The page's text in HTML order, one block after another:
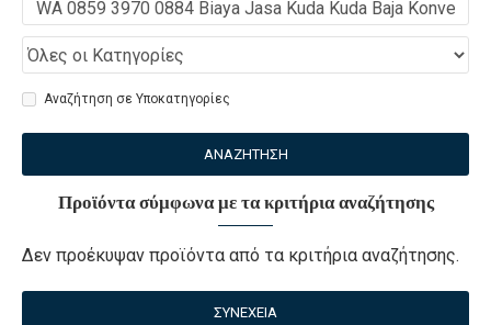
Αναζήτηση σε Υποκατηγορίες
ΑΝΑΖΉΤΗΣΗ
Προϊόντα σύμφωνα με τα κριτήρια αναζήτησης
Δεν προέκυψαν προϊόντα από τα κριτήρια αναζήτησης.
ΣΥΝΈΧΕΙΑ